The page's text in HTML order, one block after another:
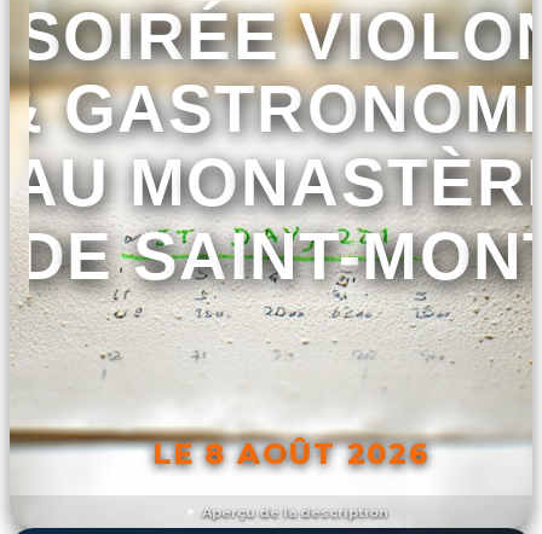
Aperçu de la description
SOIRÉE
AU
DE SAINT-
LE 8 AOÛT 2026
DÉCOUVRIR L'ÉVÉNEMENT